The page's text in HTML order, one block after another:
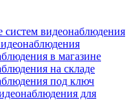
видеонаблюдения
в магазине
на складе
под ключ
для